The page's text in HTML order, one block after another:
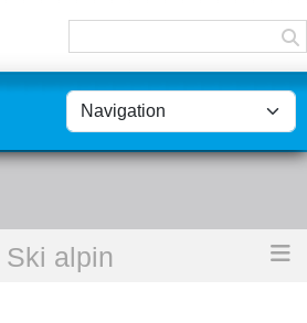
Ski alpin
Stage de Noël / Annulé